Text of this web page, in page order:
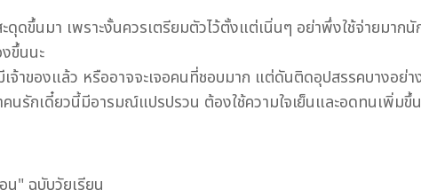
ดขึ้นมา เพราะงั้นควรเตรียมตัวไว้ตั้งแต่เนิ่นๆ อย่าพึ่งใช้จ่ายมากนั
ขึ้นนะ
จ้าของแล้ว หรืออาจจะเจอคนที่ชอบมาก แต่ดันติดอุปสรรคบางอย่า
นรักเดี๋ยวนี้มีอารมณ์แปรปรวน ต้องใช้ความใจเย็นและอดทนเพิ่มขึ้